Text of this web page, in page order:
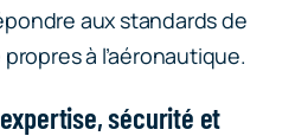
aux standards de
à l’aéronautique.
sécurité et